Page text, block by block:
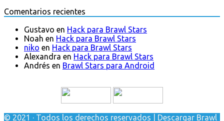
Comentarios recientes
Gustavo en Hack para Brawl Stars
Noah en Hack para Brawl Stars
niko en Hack para Brawl Stars
Alexandra en Hack para Brawl Stars
Andrés en Brawl Stars para Android
© 2021 · Todos los derechos reservados | Descargar Brawl